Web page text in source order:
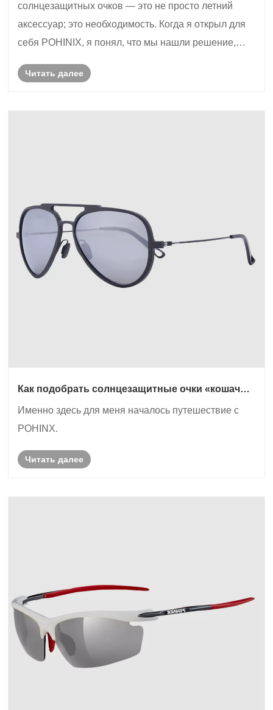
солнцезащитных очков — это не просто летний
аксессуар; это необходимость. Когда я открыл для
себя POHINIX, я понял, что мы нашли решение,
гарантирующее, что наши малыши будут
Читать далее
Как подобрать солнцезащитные очки «кошачий
Именно здесь для меня началось путешествие с
POHINX.
Читать далее